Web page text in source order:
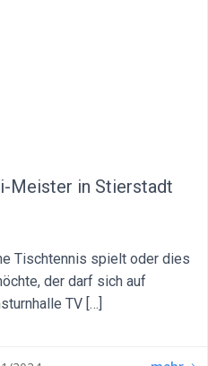
Meister in Stierstadt
Tischtennis spielt oder dies
der darf sich auf
TV […]